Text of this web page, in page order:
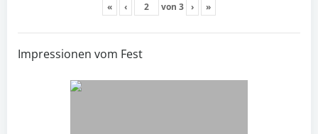
« ‹ von 3 › »
Impressionen vom Fest